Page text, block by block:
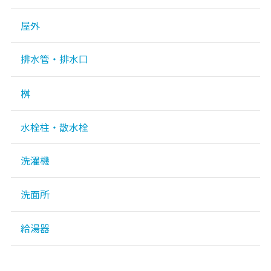
屋外
排水管・排水口
桝
水栓柱・散水栓
洗濯機
洗面所
給湯器